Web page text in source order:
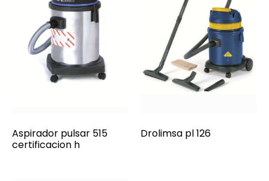
Aspirador pulsar 515
certificacion h
Drolimsa pl 126